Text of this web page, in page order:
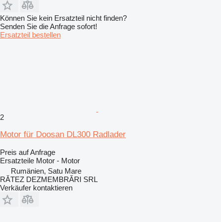
Können Sie kein Ersatzteil nicht finden?
Senden Sie die Anfrage sofort!
Ersatzteil bestellen
2
Motor für Doosan DL300 Radlader
Preis auf Anfrage
Ersatzteile Motor - Motor
Rumänien, Satu Mare
RĂTEZ DEZMEMBRĂRI SRL
Verkäufer kontaktieren